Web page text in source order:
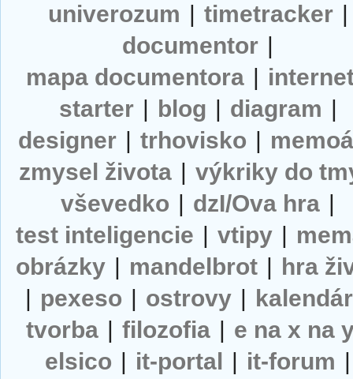
univerozum | timetracker |
documentor |
mapa documentora |
starter | blog | diagram |
designer | trhovisko |
zmysel života | výkriky do
vševedko | dzI/Ova hra |
test inteligencie | vtipy |
obrázky | mandelbrot | hra
| pexeso | ostrovy | kalendár
tvorba | filozofia | e na x na
elsico | it-portal | it-forum |